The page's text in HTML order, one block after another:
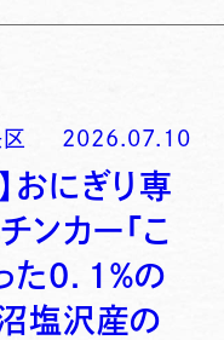
2026.07.10
おにぎり専
ンカー「こ
た0．1％の
塩沢産の